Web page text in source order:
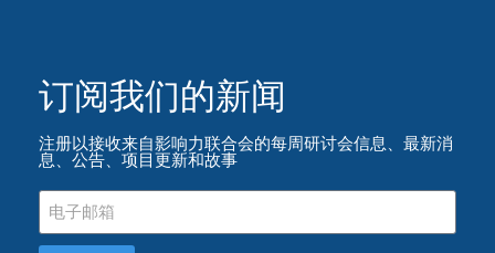
订阅我们的新闻​
注册以接收来自影响力联合会的每周研讨会信息、最新消
息、公告、项目更新和故事